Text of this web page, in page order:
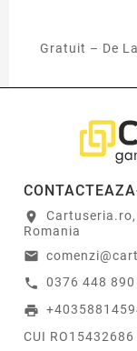
Gratuit – De
location_on
Romania
email
call 0376 448 890
print
CUI